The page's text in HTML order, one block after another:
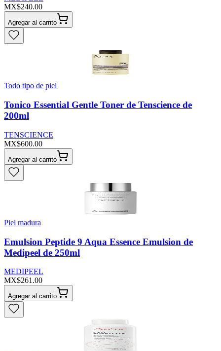
MX$240.00
Agregar al carrito
Todo tipo de piel
Tonico Essential Gentle Toner de Tenscience de
200ml
TENSCIENCE
MX$600.00
Agregar al carrito
Piel madura
Emulsion Peptide 9 Aqua Essence Emulsion de
Medipeel de 250ml
MEDIPEEL
MX$261.00
Agregar al carrito